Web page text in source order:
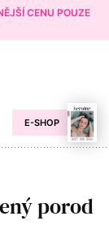
CENU POUZE
E-SHOP
porod